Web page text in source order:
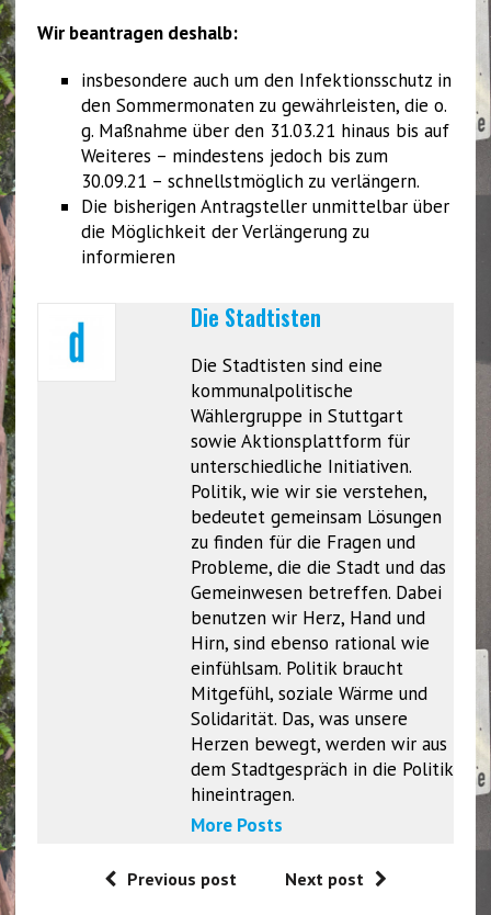
Wir beantragen deshalb:
insbesondere auch um den Infektionsschutz in
den Sommermonaten zu gewährleisten, die o.
g. Maßnahme über den 31.03.21 hinaus bis auf
Weiteres – mindestens jedoch bis zum
30.09.21 – schnellstmöglich zu verlängern.
Die bisherigen Antragsteller unmittelbar über
die Möglichkeit der Verlängerung zu
informieren
Die Stadtisten
Die Stadtisten sind eine
kommunalpolitische
Wählergruppe in Stuttgart
sowie Aktionsplattform für
unterschiedliche Initiativen.
Politik, wie wir sie verstehen,
bedeutet gemeinsam Lösungen
zu finden für die Fragen und
Probleme, die die Stadt und das
Gemeinwesen betreffen. Dabei
benutzen wir Herz, Hand und
Hirn, sind ebenso rational wie
einfühlsam. Politik braucht
Mitgefühl, soziale Wärme und
Solidarität. Das, was unsere
Herzen bewegt, werden wir aus
dem Stadtgespräch in die Politik
hineintragen.
More Posts
Previous post Next post